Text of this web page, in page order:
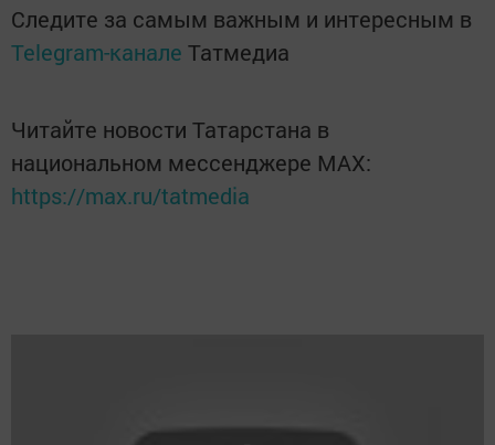
Следите за самым важным и интересным в
Telegram-канале Татмедиа
Читайте новости Татарстана в
национальном мессенджере MАХ:
https://max.ru/tatmedia